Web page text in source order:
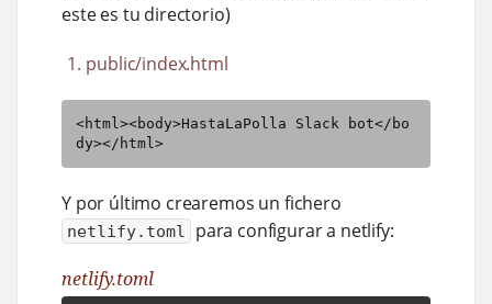
este es tu directorio)
public/index.html
<html><body>HastaLaPolla Slack bot</bo
dy></html>
Y por último crearemos un fichero
netlify.toml
para configurar a netlify:
netlify.toml